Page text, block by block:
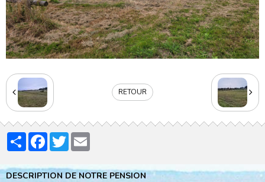
RETOUR
PartagerFacebook
Twitter
DESCRIPTION DE NOTRE PENSION